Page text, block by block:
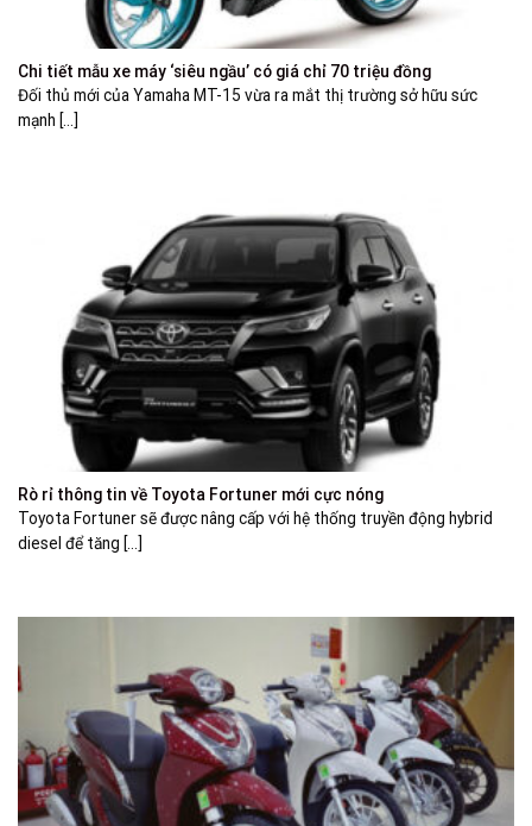
Chi tiết mẫu xe máy ‘siêu ngầu’ có giá chỉ 70 triệu đồng
Đối thủ mới của Yamaha MT-15 vừa ra mắt thị trường sở hữu sức
mạnh [...]
Rò rỉ thông tin về Toyota Fortuner mới cực nóng
Toyota Fortuner sẽ được nâng cấp với hệ thống truyền động hybrid
diesel để tăng [...]